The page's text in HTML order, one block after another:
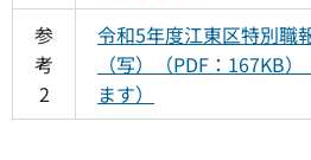
参
考
2
令和5年度江東区特別職
（写）（PDF：167KB
ます）